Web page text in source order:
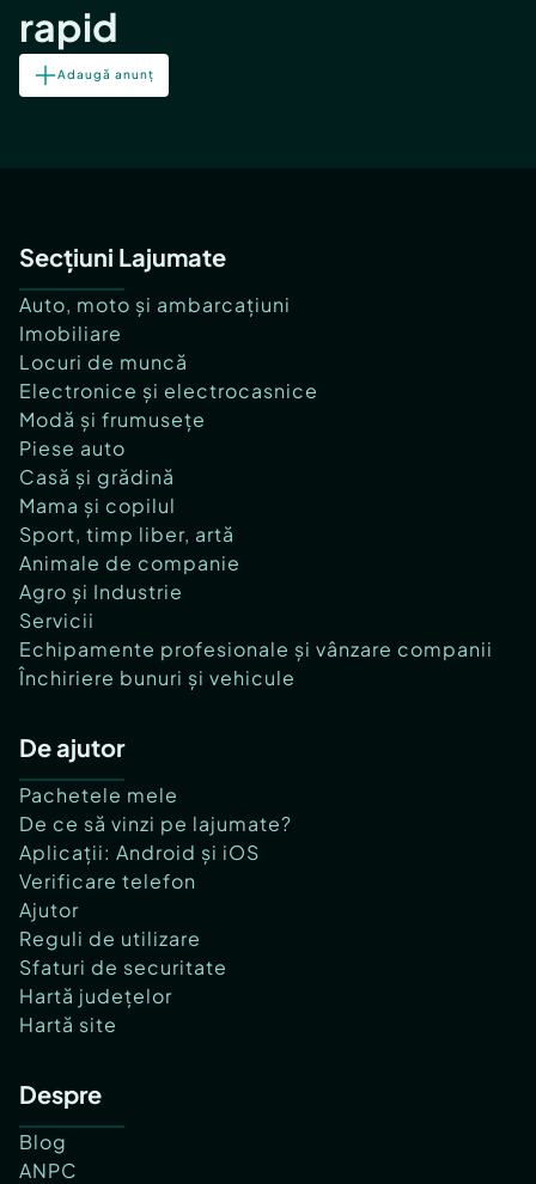
rapid
Adaugă anunț
Secțiuni Lajumate
Auto, moto și ambarcațiuni
Imobiliare
Locuri de muncă
Electronice și electrocasnice
Modă și frumusețe
Piese auto
Casă și grădină
Mama și copilul
Sport, timp liber, artă
Animale de companie
Agro și Industrie
Servicii
Echipamente profesionale și vânzare companii
Închiriere bunuri și vehicule
De ajutor
Pachetele mele
De ce să vinzi pe lajumate?
Aplicații: Android și iOS
Verificare telefon
Ajutor
Reguli de utilizare
Sfaturi de securitate
Hartă județelor
Hartă site
Despre
Blog
ANPC